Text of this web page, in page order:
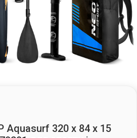
Aquasurf 320 x 84 x 15